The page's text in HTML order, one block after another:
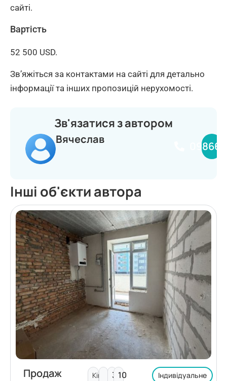
сайті.
Вартість
52 500 USD.
Зв’яжіться за контактами на сайті для детально
інформації та інших пропозицій нерухомості.
Зв'язатися з автором
Вячеслав
Інші об'єкти автора
Продаж
Кімнат:3 10 Індивідуальне